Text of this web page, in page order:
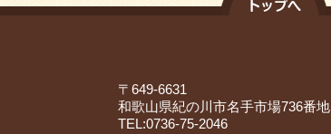
〒649-6631
和歌山県紀の川市名手市場736番地
TEL:0736-75-2046